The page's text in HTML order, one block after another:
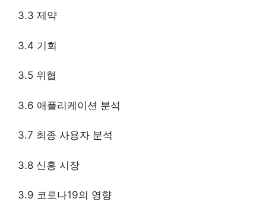
3.3 제약
3.4 기회
3.5 위협
3.6 애플리케이션 분석
3.7 최종 사용자 분석
3.8 신흥 시장
3.9 코로나19의 영향